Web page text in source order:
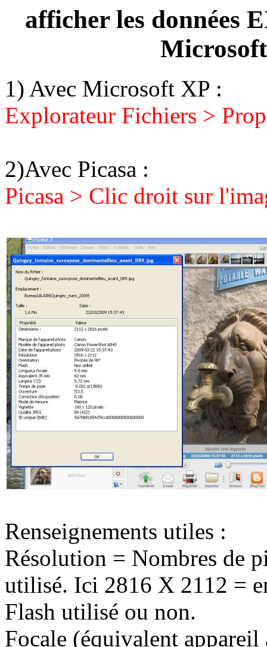
afficher les données
1) Avec Microsoft XP :
Explorateur Fichiers >
2)Avec Picasa :
Picasa > Clic droit sur
Renseignements utiles :
Résolution = Nombres de
utilisé. Ici 2816 X 2112 =
Flash utilisé ou non.
Focale (équivalent